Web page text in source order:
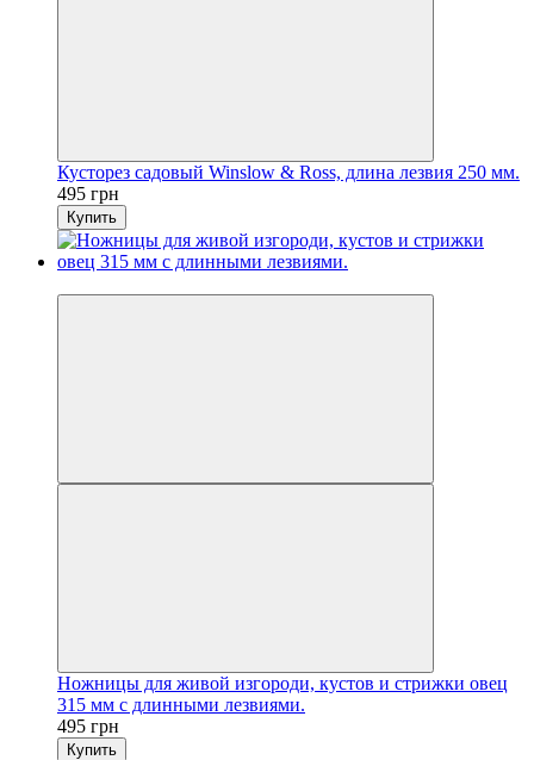
Кусторез садовый Winslow & Ross, длина лезвия 250 мм.
495 грн
Купить
Ножницы для живой изгороди, кустов и стрижки овец
315 мм с длинными лезвиями.
495 грн
Купить